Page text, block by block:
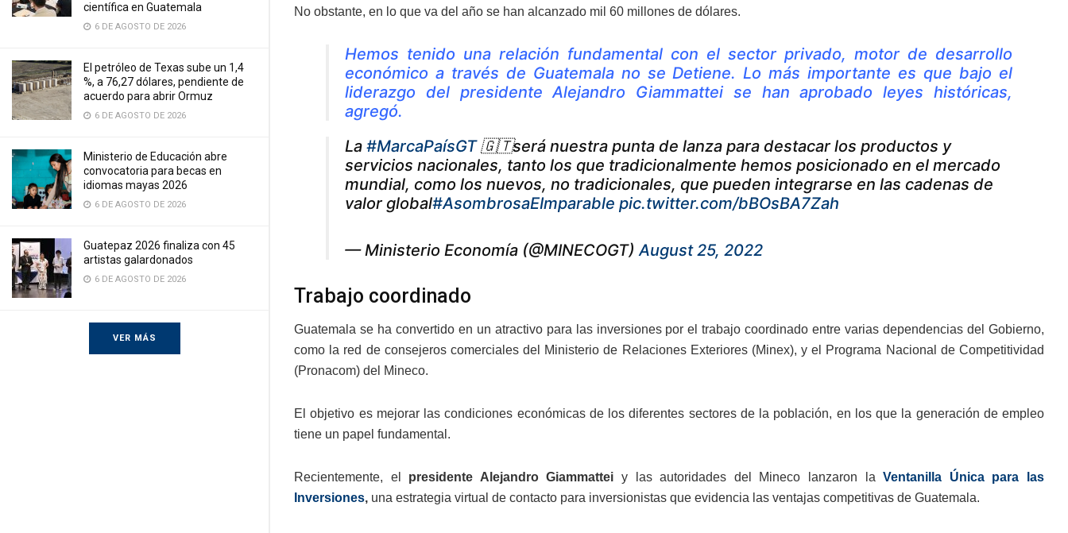
científica en Guatemala
6 DE AGOSTO DE 2026
El petróleo de Texas sube un 1,4
%, a 76,27 dólares, pendiente de
acuerdo para abrir Ormuz
6 DE AGOSTO DE 2026
Ministerio de Educación abre
convocatoria para becas en
idiomas mayas 2026
6 DE AGOSTO DE 2026
Guatepaz 2026 finaliza con 45
artistas galardonados
6 DE AGOSTO DE 2026
VER MÁS
No obstante, en lo que va del año se han alcanzado mil 60 millones de dólares.
Hemos tenido una relación fundamental con el sector privado, motor de desarrollo
económico a través de Guatemala no se Detiene. Lo más importante es que bajo el
liderazgo del presidente Alejandro Giammattei se han aprobado leyes históricas,
agregó.
La #MarcaPaísGT🇬🇹será nuestra punta de lanza para destacar los productos y
servicios nacionales, tanto los que tradicionalmente hemos posicionado en el mercado
mundial, como los nuevos, no tradicionales, que pueden integrarse en las cadenas de
valor global#AsombrosaEImparable pic.twitter.com/bBOsBA7Zah
— Ministerio Economía (@MINECOGT) August 25, 2022
Trabajo coordinado
Guatemala se ha convertido en un atractivo para las inversiones por el trabajo coordinado entre varias dependencias del Gobierno,
como la red de consejeros comerciales del Ministerio de Relaciones Exteriores (Minex), y el Programa Nacional de Competitividad
(Pronacom) del Mineco.
El objetivo es mejorar las condiciones económicas de los diferentes sectores de la población, en los que la generación de empleo
tiene un papel fundamental.
Recientemente, el presidente Alejandro Giammattei y las autoridades del Mineco lanzaron laVentanilla Única para las
Inversiones, una estrategia virtual de contacto para inversionistas que evidencia las ventajas competitivas de Guatemala.